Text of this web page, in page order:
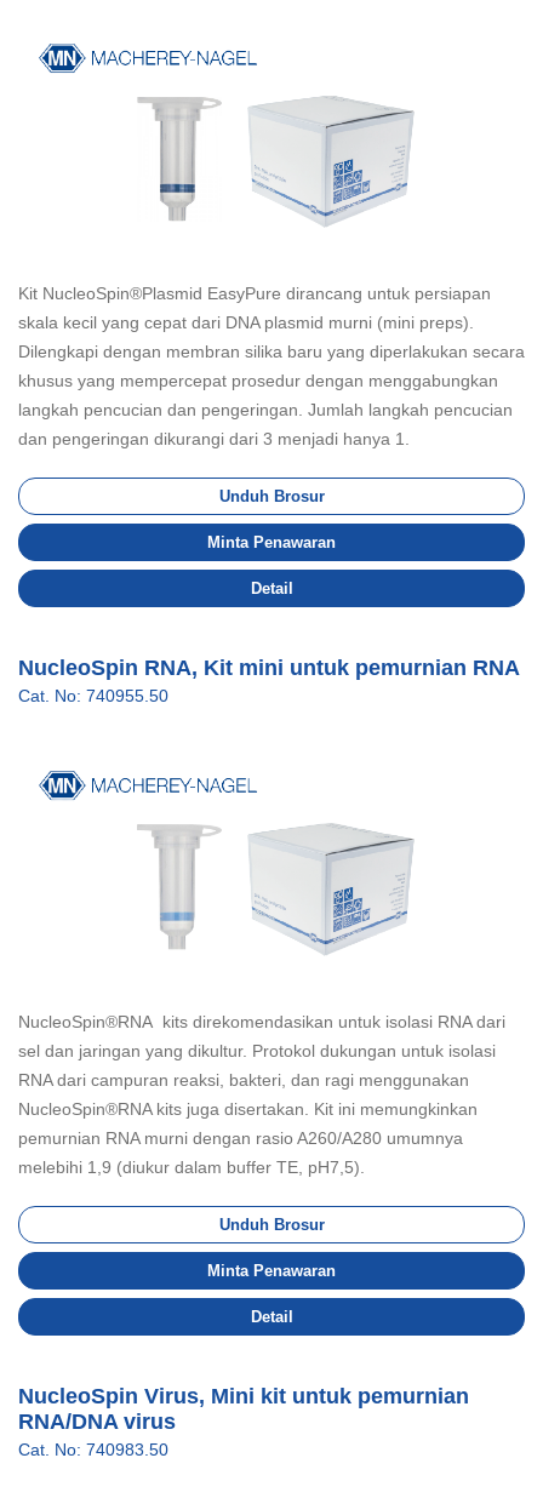
Kit NucleoSpin®Plasmid EasyPure dirancang untuk persiapan
skala kecil yang cepat dari DNA plasmid murni (mini preps).
Dilengkapi dengan membran silika baru yang diperlakukan secara
khusus yang mempercepat prosedur dengan menggabungkan
langkah pencucian dan pengeringan. Jumlah langkah pencucian
dan pengeringan dikurangi dari 3 menjadi hanya 1.
Unduh Brosur
Minta Penawaran
Detail
NucleoSpin RNA, Kit mini untuk pemurnian RNA
Cat. No: 740955.50
NucleoSpin®RNA kits direkomendasikan untuk isolasi RNA dari
sel dan jaringan yang dikultur. Protokol dukungan untuk isolasi
RNA dari campuran reaksi, bakteri, dan ragi menggunakan
NucleoSpin®RNA kits juga disertakan. Kit ini memungkinkan
pemurnian RNA murni dengan rasio A260/A280 umumnya
melebihi 1,9 (diukur dalam buffer TE, pH7,5).
Unduh Brosur
Minta Penawaran
Detail
NucleoSpin Virus, Mini kit untuk pemurnian
RNA/DNA virus
Cat. No: 740983.50